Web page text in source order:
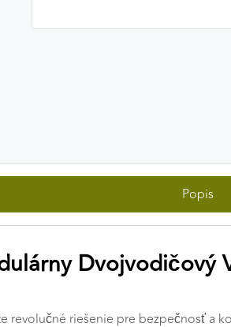
Popis
Dvojvodičový
revolučné riešenie pre bezpečnosť a
región alebo prihlasovacie údaje.
poskytnúť personalizovanejšie
používanie webovej stránky.
COOKIES